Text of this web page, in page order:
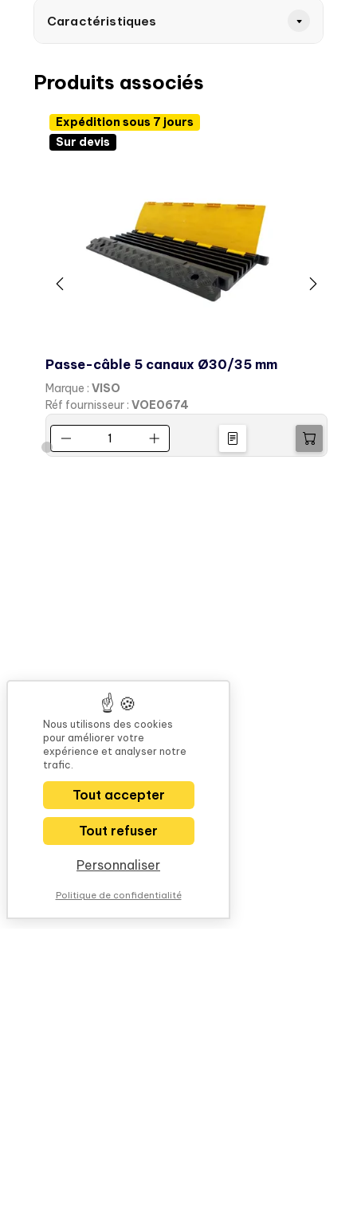
Caractéristiques
Produits associés
Expédition sous 7 jours
Sur devis
Passe-câble 5 canaux Ø30/35 mm
Marque : VISO
Réf fournisseur : VOE0674
Nous utilisons des cookies
pour améliorer votre
expérience et analyser notre
trafic.
Tout accepter
Tout refuser
Personnaliser
Politique de confidentialité